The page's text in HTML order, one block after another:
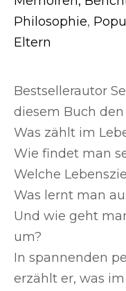
Philosophie,
Eltern
Bestsellerautor
diesem Buch
Was zählt im
Wie findet man
Welche
Was lernt man
Und wie geht
um?
In spannenden
erzählt er, was